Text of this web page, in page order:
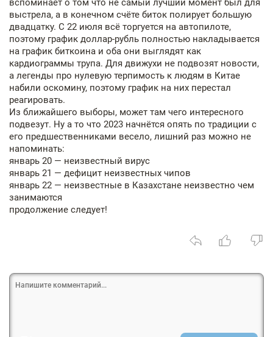
вспоминает о том что не самый лучший момент был для
выстрела, а в конечном счёте биток полирует большую
двадцатку. С 22 июля всё торгуется на автопилоте,
поэтому график доллар-рубль полностью накладывается
на график биткоина и оба они выглядят как
кардиограммы трупа. Для движухи не подвозят новости,
а легенды про нулевую терпимость к людям в Китае
набили оскомину, поэтому график на них перестал
реагировать.
Из ближайшего выборы, может там чего интересного
подвезут. Ну а то что 2023 начнётся опять по традиции с
его предшественниками весело, лишний раз можно не
напоминать:
январь 20 — неизвестный вирус
январь 21 — дефицит неизвестных чипов
январь 22 — неизвестные в Казахстане неизвестно чем
занимаются
продолжение следует!